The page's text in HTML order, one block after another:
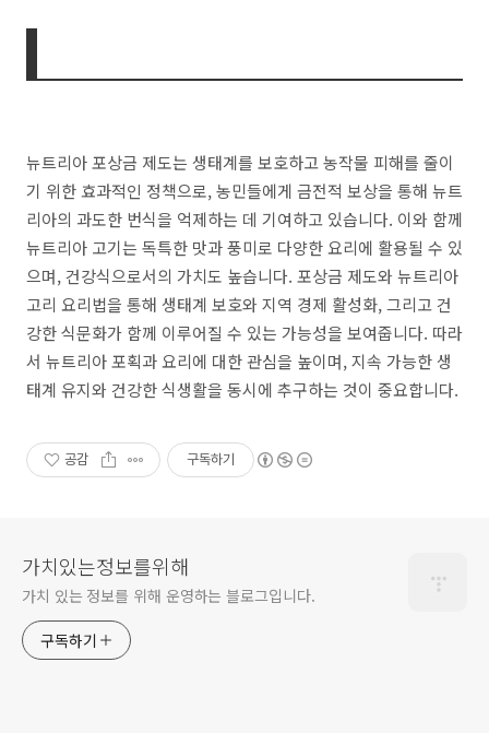
뉴트리아 포상금 제도는 생태계를 보호하고 농작물 피해를 줄이
기 위한 효과적인 정책으로, 농민들에게 금전적 보상을 통해 뉴트
리아의 과도한 번식을 억제하는 데 기여하고 있습니다. 이와 함께
뉴트리아 고기는 독특한 맛과 풍미로 다양한 요리에 활용될 수 있
으며, 건강식으로서의 가치도 높습니다. 포상금 제도와 뉴트리아
고리 요리법을 통해 생태계 보호와 지역 경제 활성화, 그리고 건
강한 식문화가 함께 이루어질 수 있는 가능성을 보여줍니다. 따라
서 뉴트리아 포획과 요리에 대한 관심을 높이며, 지속 가능한 생
태계 유지와 건강한 식생활을 동시에 추구하는 것이 중요합니다.
공감 구독하기
가치있는정보를위해
가치 있는 정보를 위해 운영하는 블로그입니다.
구독하기